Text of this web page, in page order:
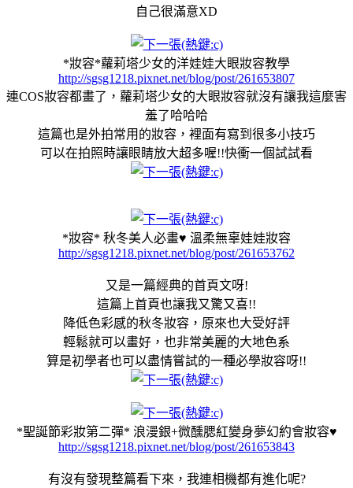
自己很滿意XD
*妝容*蘿莉塔少女的洋娃娃大眼妝容教學
http://sgsg1218.pixnet.net/blog/post/261653807
連COS妝容都畫了，蘿莉塔少女的大眼妝容就沒有讓我這麼害
羞了哈哈哈
這篇也是外拍常用的妝容，裡面有寫到很多小技巧
可以在拍照時讓眼睛放大超多喔!!快衝一個試試看
*妝容* 秋冬美人必畫♥ 溫柔無辜娃娃妝容
http://sgsg1218.pixnet.net/blog/post/261653762
又是一篇經典的首頁文呀!
這篇上首頁也讓我又驚又喜!!
降低色彩感的秋冬妝容，原來也大受好評
輕鬆就可以畫好，也非常美麗的大地色系
算是初學者也可以盡情嘗試的一種必學妝容呀!!
*聖誕節彩妝第二彈* 浪漫銀+微醺腮紅變身夢幻約會妝容♥
http://sgsg1218.pixnet.net/blog/post/261653843
有沒有發現整篇看下來，我連相機都有進化呢?